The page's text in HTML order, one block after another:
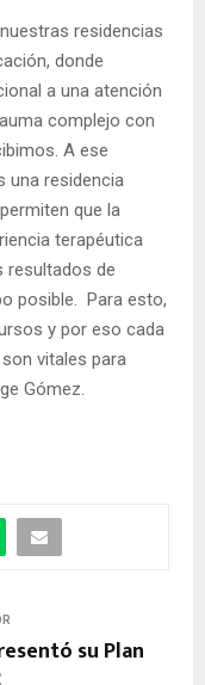
residencias
donde
a una atención
complejo con
A ese
una residencia
que la
terapéutica
resultados de
posible. Para esto,
y por eso cada
vitales para
Gómez.
su Plan